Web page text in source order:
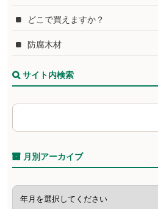
どこで買えますか？
防腐木材
サイト内検索
月別アーカイブ